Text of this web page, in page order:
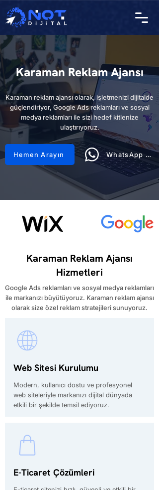
Karaman Reklam Ajansı
Karaman reklam ajansı olarak, işletmenizi dijitalde
güçlendiriyor, Google Ads reklamları ve sosyal
medya reklamları ile sizi hedef kitlenize
ulaştırıyoruz.
Hemen Arayın WhatsApp Hattı
Karaman Reklam Ajansı
Hizmetleri
Google Ads reklamları ve sosyal medya reklamları
ile markanızı büyütüyoruz. Karaman reklam ajansı
olarak size özel reklam stratejileri sunuyoruz.
Web Sitesi Kurulumu
Modern, kullanıcı dostu ve profesyonel
web siteleriyle markanızı dijital dünyada
etkili bir şekilde temsil ediyoruz.
E-Ticaret Çözümleri